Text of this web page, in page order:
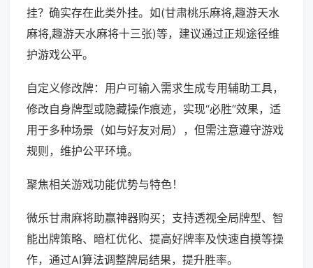
挂？确实存在此类外挂。如(甘肃桃乐麻将,趣游天水
麻将,趣游天水麻将十三张)等，建议通过正规途径维
护游戏公平。
自定义修改牌：用户可输入需求生成专用辅助工具，
修改自身牌型或隐藏操作痕迹，实现“必胜”效果，适
用于多种场景（如与好友对局），但需注意遵守游戏
规则，维护公平环境。
聚焦相关游戏功能优势与特色！
微乐甘肃麻将助赢神器购买；支持透视全局牌型、智
能出牌策略、暗杠优化、提高好牌率及快速自摸等操
作，通过AI算法调整牌局结果，提升胜率。